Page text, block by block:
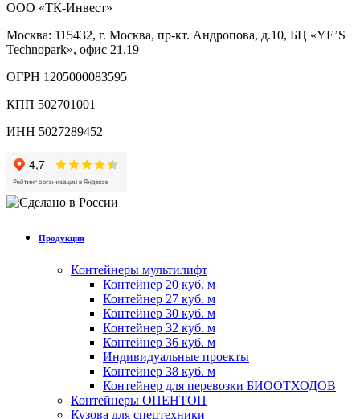
ООО «ТК-Инвест»
Москва: 115432, г. Москва, пр-кт. Андропова, д.10, БЦ «YE’S
Technopark», офис 21.19
ОГРН 1205000083595
КПП 502701001
ИНН 5027289452
Продукция
Контейнеры мультилифт
Контейнер 20 куб. м
Контейнер 27 куб. м
Контейнер 30 куб. м
Контейнер 32 куб. м
Контейнер 36 куб. м
Индивидуальные проекты
Контейнер 38 куб. м
Контейнер для перевозки БИООТХОДОВ
Контейнеры ОПЕНТОП
Кузова для спецтехники